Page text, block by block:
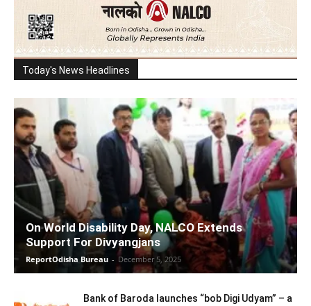
Today's News Headlines
On World Disability Day, NALCO Extends
Support For Divyangjans
ReportOdisha Bureau - December 5, 2025
Bank of Baroda launches “bob Digi Udyam” – a